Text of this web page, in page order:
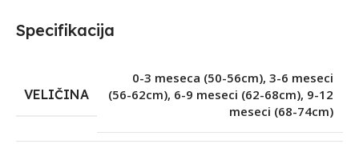
Specifikacija
VELIČINA
0-3 meseca (50-56cm), 3-6 meseci
(56-62cm), 6-9 meseci (62-68cm), 9-12
meseci (68-74cm)